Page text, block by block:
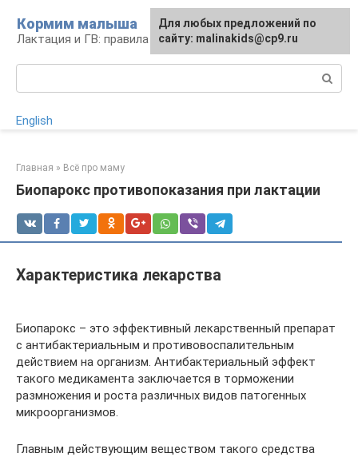
контенту
Кормим малыша
Лактация и ГВ: правила и проблемы
English
Главная » Всё про маму
Биопарокс противопоказания при лактации
Характеристика лекарства
Биопарокс – это эффективный лекарственный препарат
с антибактериальным и противовоспалительным
действием на организм. Антибактериальный эффект
такого медикамента заключается в торможении
размножения и роста различных видов патогенных
микроорганизмов.
Главным действующим веществом такого средства
Для любых предложений по
сайту: malinakids@cp9.ru